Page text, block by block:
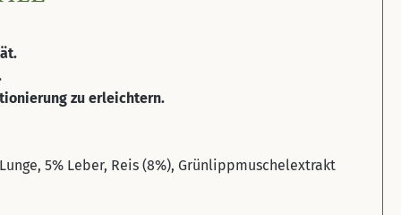
zu erleichtern.
5% Leber, Reis (8%), Grünlippmuschelextrakt